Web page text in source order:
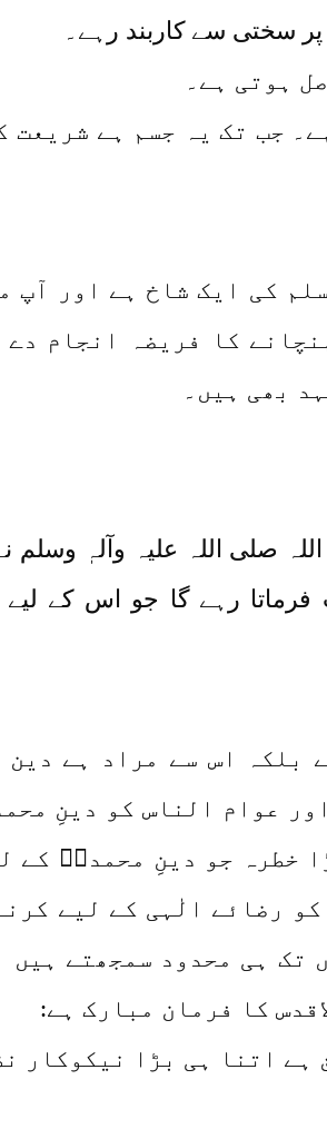
سختی سے کاربند رہے۔
ہوتی ہے۔
جب تک یہ جسم ہے شریعت
کی ایک شاخ ہے اور آپ
کا فریضہ انجام
بھی ہیں۔
صلی اللہ علیہ وآلہٖ وسلم
رہے گا جو اس کے لیے
بلکہ اس سے مراد ہے
عوام الناس کو دینِ
خطرہ جو دینِ محمدیؐ کے
رضائے الٰہی کے لیے
ہی محدود سمجھتے ہیں
کا فرمان مبارک ہے:
اتنا ہی بڑا نیکوکار